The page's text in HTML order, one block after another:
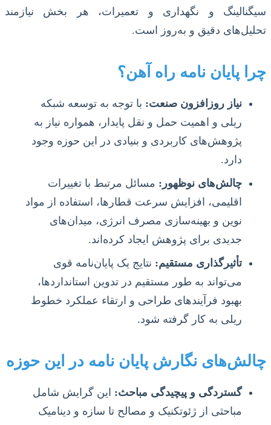
سیگنالینگ و نگهداری و تعمیرات، هر بخش نیازمند
تحلیل‌های دقیق و به‌روز است.
چرا پایان نامه راه آهن؟
نیاز روزافزون صنعت: با توجه به توسعه شبکه
ریلی و اهمیت حمل و نقل پایدار، همواره نیاز به
پژوهش‌های کاربردی و بنیادی در این حوزه وجود
دارد.
چالش‌های نوظهور: مسائل مرتبط با تغییرات
اقلیمی، افزایش سرعت قطارها، استفاده از مواد
نوین و بهینه‌سازی مصرف انرژی، میدان‌های
جدیدی برای پژوهش ایجاد کرده‌اند.
تأثیرگذاری مستقیم: نتایج یک پایان‌نامه قوی
می‌تواند به طور مستقیم در تدوین استانداردها،
بهبود فرآیندهای طراحی و ارتقاء عملکرد خطوط
ریلی به کار گرفته شود.
چالش‌های نگارش پایان نامه در این حوزه
گستردگی و پیچیدگی مباحث: این گرایش شامل
مباحثی از ژئوتکنیک و مصالح تا سازه و دینامیک